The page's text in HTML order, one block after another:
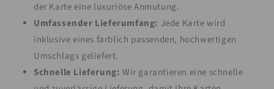
der Karte eine luxuriöse Anmutung.
Umfassender Lieferumfang: Jede Karte wird
inklusive eines farblich passenden, hochwertigen
Umschlags geliefert.
Schnelle Lieferung: Wir garantieren eine schnelle